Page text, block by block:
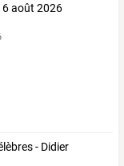
6 août 2026
- Didier